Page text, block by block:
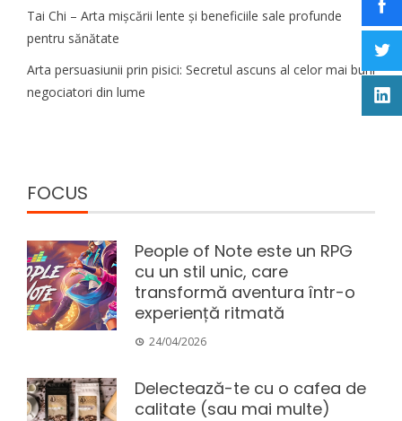
Tai Chi – Arta mișcării lente și beneficiile sale profunde
pentru sănătate
Arta persuasiunii prin pisici: Secretul ascuns al celor mai buni
negociatori din lume
FOCUS
People of Note este un RPG
cu un stil unic, care
transformă aventura într-o
experiență ritmată
24/04/2026
Delectează-te cu o cafea de
calitate (sau mai multe)